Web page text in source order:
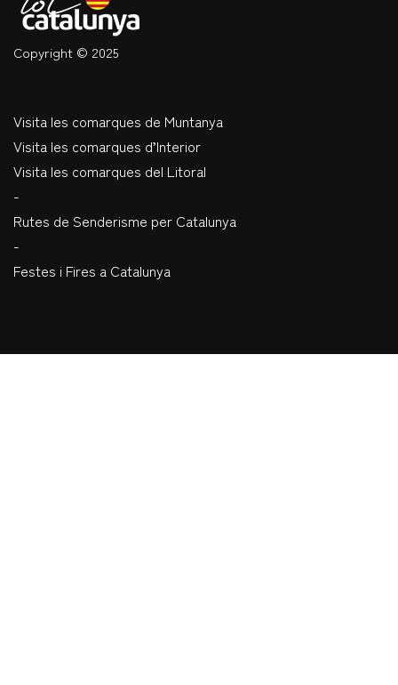
Copyright © 2025
Visita les comarques de Muntanya
Visita les comarques d’Interior
Visita les comarques del Litoral
-
Rutes de Senderisme per Catalunya
-
Festes i Fires a Catalunya